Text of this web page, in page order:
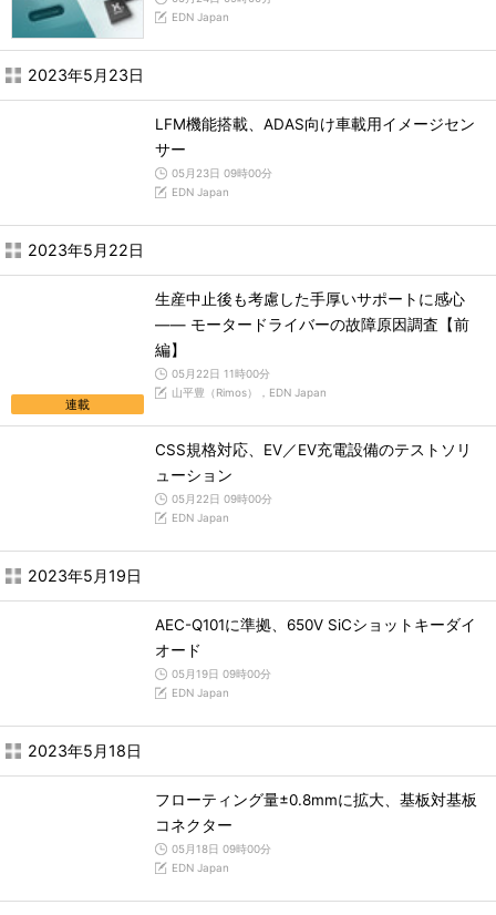
EDN Japan
2023年5月23日
LFM機能搭載、ADAS向け車載用イメージセン
サー
05月23日 09時00分
EDN Japan
2023年5月22日
連載
生産中止後も考慮した手厚いサポートに感心
―― モータードライバーの故障原因調査【前
編】
05月22日 11時00分
山平豊（Rimos），EDN Japan
CSS規格対応、EV／EV充電設備のテストソリ
ューション
05月22日 09時00分
EDN Japan
2023年5月19日
AEC-Q101に準拠、650V SiCショットキーダイ
オード
05月19日 09時00分
EDN Japan
2023年5月18日
フローティング量±0.8mmに拡大、基板対基板
コネクター
05月18日 09時00分
EDN Japan